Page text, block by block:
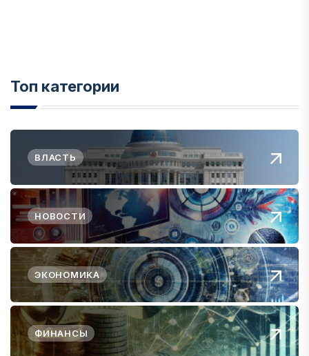
Топ категории
ВЛАСТЬ
НОВОСТИ
ЭКОНОМИКА
ФИНАНСЫ